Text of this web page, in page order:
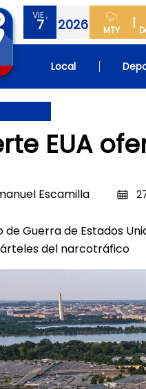
VIE.,
7 2026 MTY
Local
EUA
Escamilla
de Guerra de Estados
del narcotráfico